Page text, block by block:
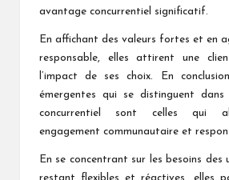
avantage concurrentiel significatif.
En affichant des valeurs fortes et en
responsable, elles attirent une
l’impact de ses choix. En
émergentes qui se distinguent dans
concurrentiel sont celles qui
engagement communautaire et
En se concentrant sur les besoins